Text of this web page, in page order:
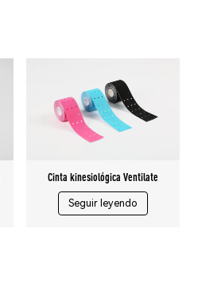
Cinta kinesiológica Ventilate
Seguir leyendo